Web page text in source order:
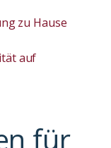
zu Hause
auf
für